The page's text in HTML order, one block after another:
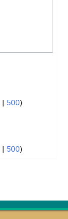
| 500)
| 500)